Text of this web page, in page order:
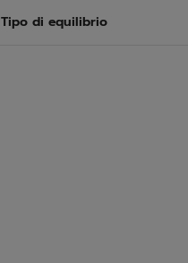
Tipo di equilibrio